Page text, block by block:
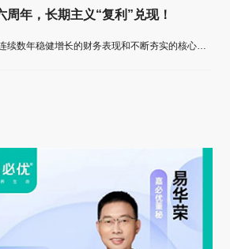
周年，长期主义“复利”兑现！
上市六年来，嘉必优凭借连续数年稳健增长的财务表现和不断夯实的核心产品壁垒，划出一条清晰而稳健的增长曲线。